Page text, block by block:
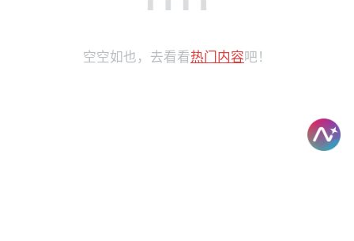
空空如也，去看看热门内容吧！